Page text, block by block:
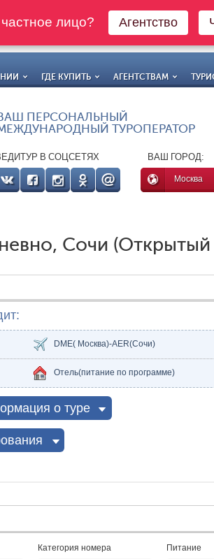
лицо? Агентство
ГДЕ КУПИТЬ АГЕНТСТВАМ
ПЕРСОНАЛЬНЫЙ
ТУРОПЕРАТОР
В СОЦСЕТЯХ ВАШ ГОРОД:
Москва
Сочи (Открытый
DME( Москва)-AER(Сочи)
Отель(питание по программе)
о туре
Категория номера Питание